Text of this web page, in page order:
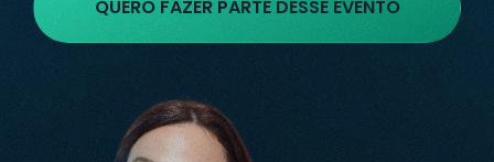
QUERO FAZER PARTE DESSE EVENTO